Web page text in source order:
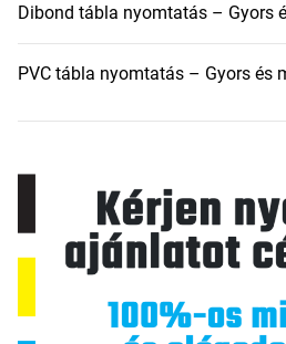
Dibond tábla nyomtatás – Gyors
PVC tábla nyomtatás – Gyors és